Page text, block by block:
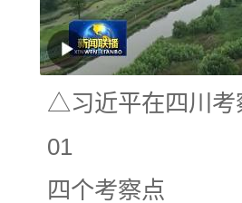
△习近平在四川考
01
四个考察点